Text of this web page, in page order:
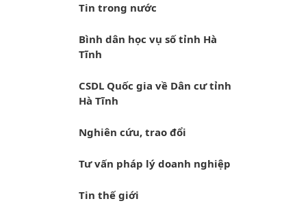
Tin trong nước
Bình dân học vụ số tỉnh Hà
Tĩnh
CSDL Quốc gia về Dân cư tỉnh
Hà Tĩnh
Nghiên cứu, trao đổi
Tư vấn pháp lý doanh nghiệp
Tin thế giới